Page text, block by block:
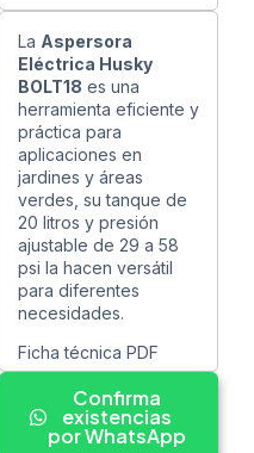
La Aspersora
Eléctrica Husky
BOLT18 es una
herramienta eficiente y
práctica para
aplicaciones en
jardines y áreas
verdes, su tanque de
20 litros y presión
ajustable de 29 a 58
psi la hacen versátil
para diferentes
necesidades.
Ficha técnica PDF
Confirma
existencias
por WhatsApp